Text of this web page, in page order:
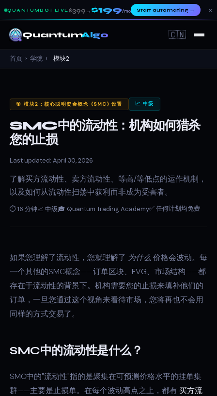
QUANTUMBOT LIVE $399 → $199/mo Start automating→ ×
QuantumAlgo 🇨🇳
首页 › 学院 › 模块2
🎯 模块2：核心聪明资金概念 (SMC) 设置 📈 中级
SMC中的流动性：机构如何猎杀
您的止损
Last updated: April 30, 2026
了解买方流动性、卖方流动性、等高/等低点的运作机制，
以及如何从流动性扫荡中获利而非成为受害者。
⏱ 16 分钟📈 中级🎓 Quantum Trading Academy✅ 任何计划均免费
如果您理解了流动性，您就理解了 为什么 价格会波动。每
一个其他的SMC概念——订单区块、FVG、市场结构——都
存在于流动性的背景下。机构需要您的止损来填补他们的
订单，一旦您通过这个视角来看待市场，您将再也不会用
同样的方式交易了。
SMC中的流动性是什么？
SMC中的"流动性"指的是聚集在可预测价格水平的挂单集
群——主要是止损单。在每个波动高点之上，都有买方流